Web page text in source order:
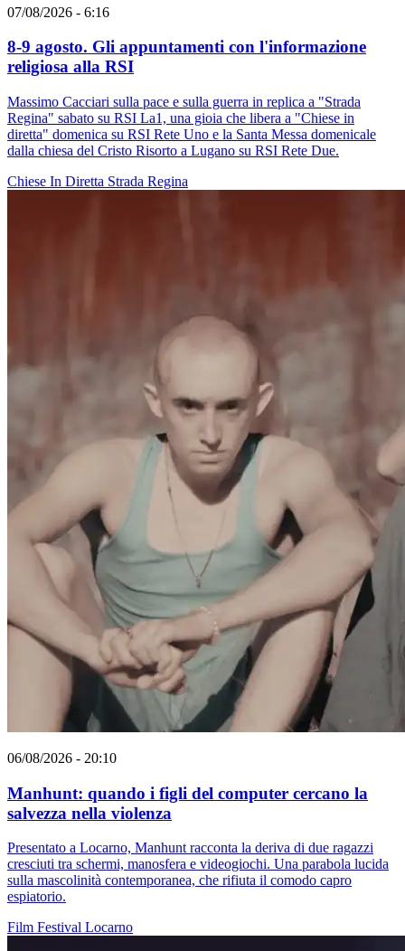
07/08/2026 - 6:16
8-9 agosto. Gli appuntamenti con l'informazione
religiosa alla RSI
Massimo Cacciari sulla pace e sulla guerra in replica a "Strada
Regina" sabato su RSI La1, una gioia che libera a "Chiese in
diretta" domenica su RSI Rete Uno e la Santa Messa domenicale
dalla chiesa del Cristo Risorto a Lugano su RSI Rete Due.
Chiese In Diretta Strada Regina
06/08/2026 - 20:10
Manhunt: quando i figli del computer cercano la
salvezza nella violenza
Presentato a Locarno, Manhunt racconta la deriva di due ragazzi
cresciuti tra schermi, manosfera e videogiochi. Una parabola lucida
sulla mascolinità contemporanea, che rifiuta il comodo capro
espiatorio.
Film Festival Locarno